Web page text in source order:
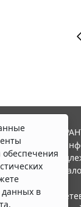
данных в
Система
правовой
в качестве